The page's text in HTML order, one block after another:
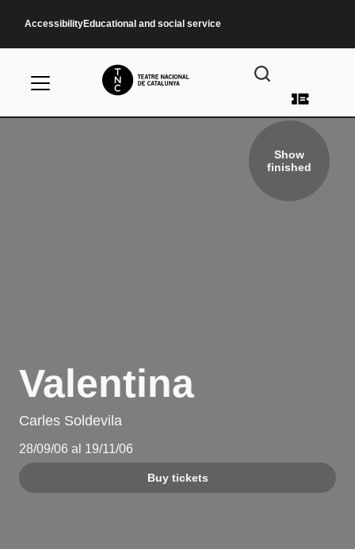
AccessibilityEducational and social service
User
Show
finished
Valentina
Carles Soldevila
28/09/06 al 19/11/06
Buy tickets